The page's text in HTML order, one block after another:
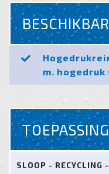
m. hogedruk
SLOOP - RECYCLING